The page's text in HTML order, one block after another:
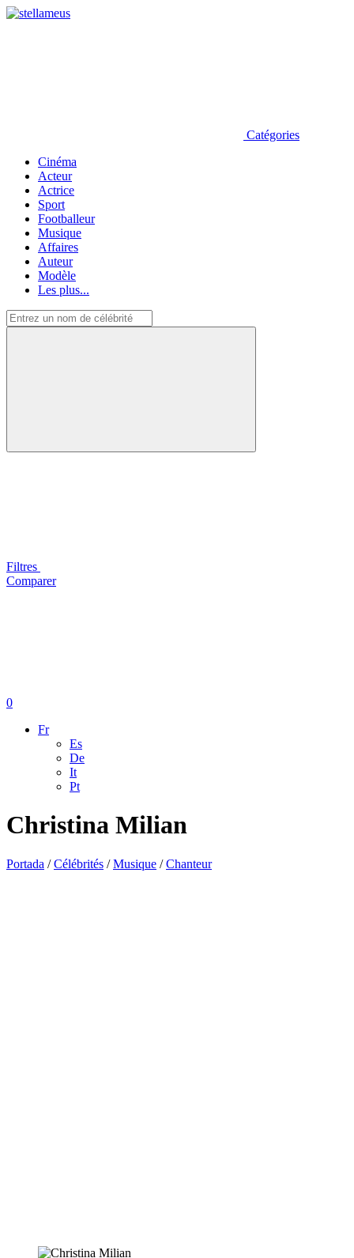
Catégories
Cinéma
Acteur
Actrice
Sport
Footballeur
Musique
Affaires
Auteur
Modèle
Les plus...
Filtres
Comparer
0
Fr
Es
De
It
Pt
Christina Milian
Portada /Célébrités /Musique /Chanteur